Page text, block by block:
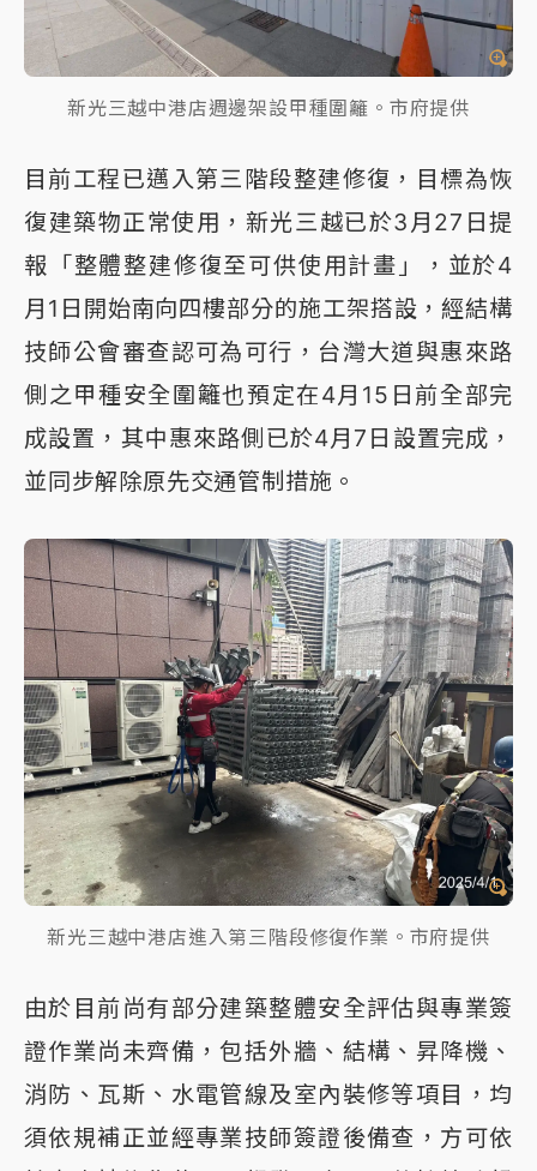
新光三越中港店週邊架設甲種圍籬。市府提供
目前工程已邁入第三階段整建修復，目標為恢
復建築物正常使用，新光三越已於3月27日提
報「整體整建修復至可供使用計畫」，並於4
月1日開始南向四樓部分的施工架搭設，經結構
技師公會審查認可為可行，台灣大道與惠來路
側之甲種安全圍籬也預定在4月15日前全部完
成設置，其中惠來路側已於4月7日設置完成，
並同步解除原先交通管制措施。
新光三越中港店進入第三階段修復作業。市府提供
由於目前尚有部分建築整體安全評估與專業簽
證作業尚未齊備，包括外牆、結構、昇降機、
消防、瓦斯、水電管線及室內裝修等項目，均
須依規補正並經專業技師簽證後備查，方可依